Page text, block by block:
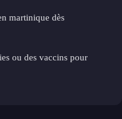
martinique dès
ou des vaccins pour